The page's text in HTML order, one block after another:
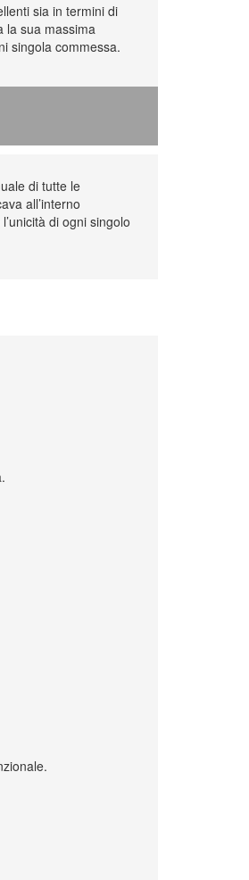
sia in termini di
la sua massima
singola commessa.
di tutte le
all’interno
di ogni singolo